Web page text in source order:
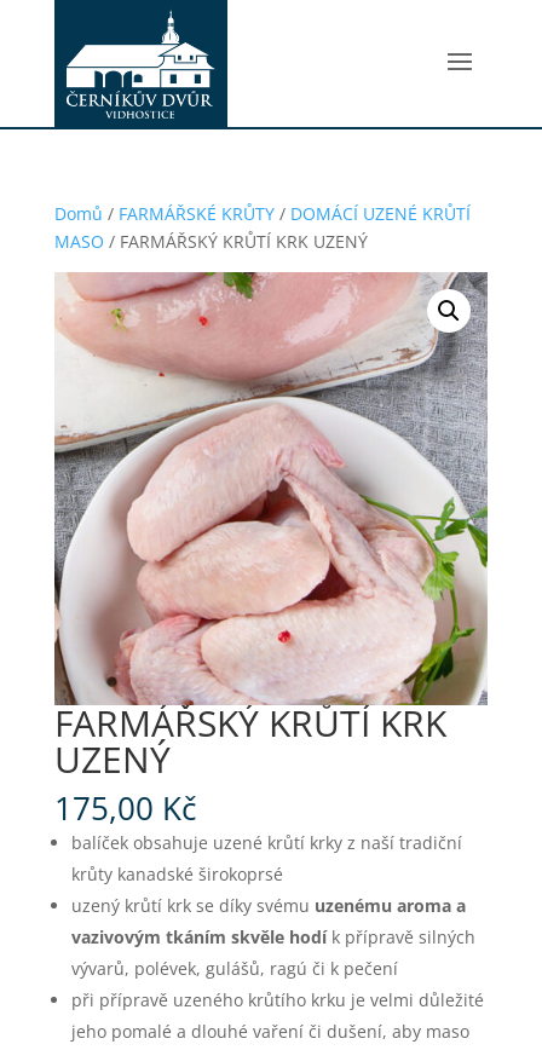
Domů / FARMÁŘSKÉ KRŮTY/ DOMÁCÍ UZENÉ KRŮTÍ
MASO / FARMÁŘSKÝ KRŮTÍ KRK UZENÝ
FARMÁŘSKÝ KRŮTÍ KRK
UZENÝ
175,00 Kč
balíček obsahuje uzené krůtí krky z naší tradiční
krůty kanadské širokoprsé
uzený krůtí krk se díky svému uzenému aroma a
vazivovým tkáním skvěle hodík přípravě silných
vývarů, polévek, gulášů, ragú či k pečení
při přípravě uzeného krůtího krku je velmi důležité
jeho pomalé a dlouhé vaření či dušení, aby maso